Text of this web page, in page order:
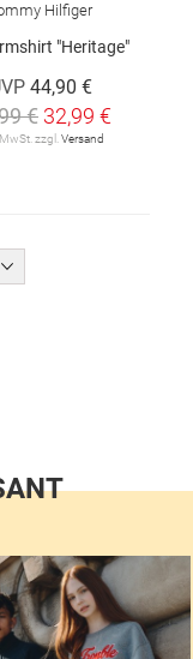
Hilfiger
"Heritage"
44,90 €
€ 32,99 €
zzgl.Versand